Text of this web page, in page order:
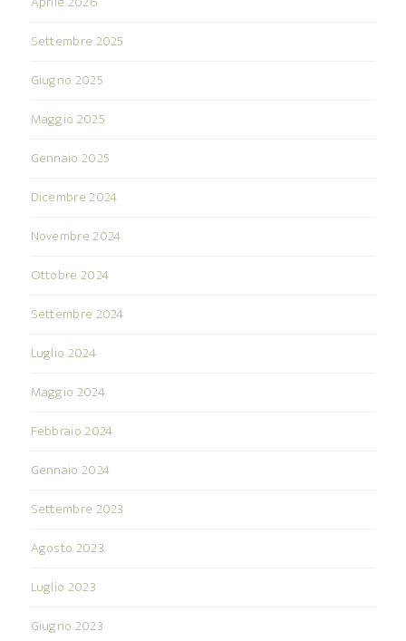
Settembre 2025
Giugno 2025
Maggio 2025
Gennaio 2025
Dicembre 2024
Novembre 2024
Ottobre 2024
Settembre 2024
Luglio 2024
Maggio 2024
Febbraio 2024
Gennaio 2024
Settembre 2023
Agosto 2023
Luglio 2023
Giugno 2023